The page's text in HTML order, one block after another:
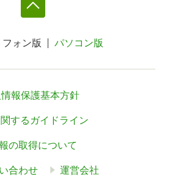
フォン版 パソコン版
報保護基本方針
するガイドライン
の取得について
合わせ 運営会社